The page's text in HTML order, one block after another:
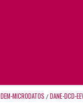
DEM-MICRODATOS / DANE-DCD-